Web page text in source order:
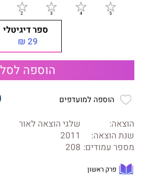
ספר דיגיטלי
29 ₪
הוספה לסל
הוספה למועדפים
הוצאה:
שלגי הוצאה לאור
שנת הוצאה:
2011
מספר עמודים: 208
פרק ראשון